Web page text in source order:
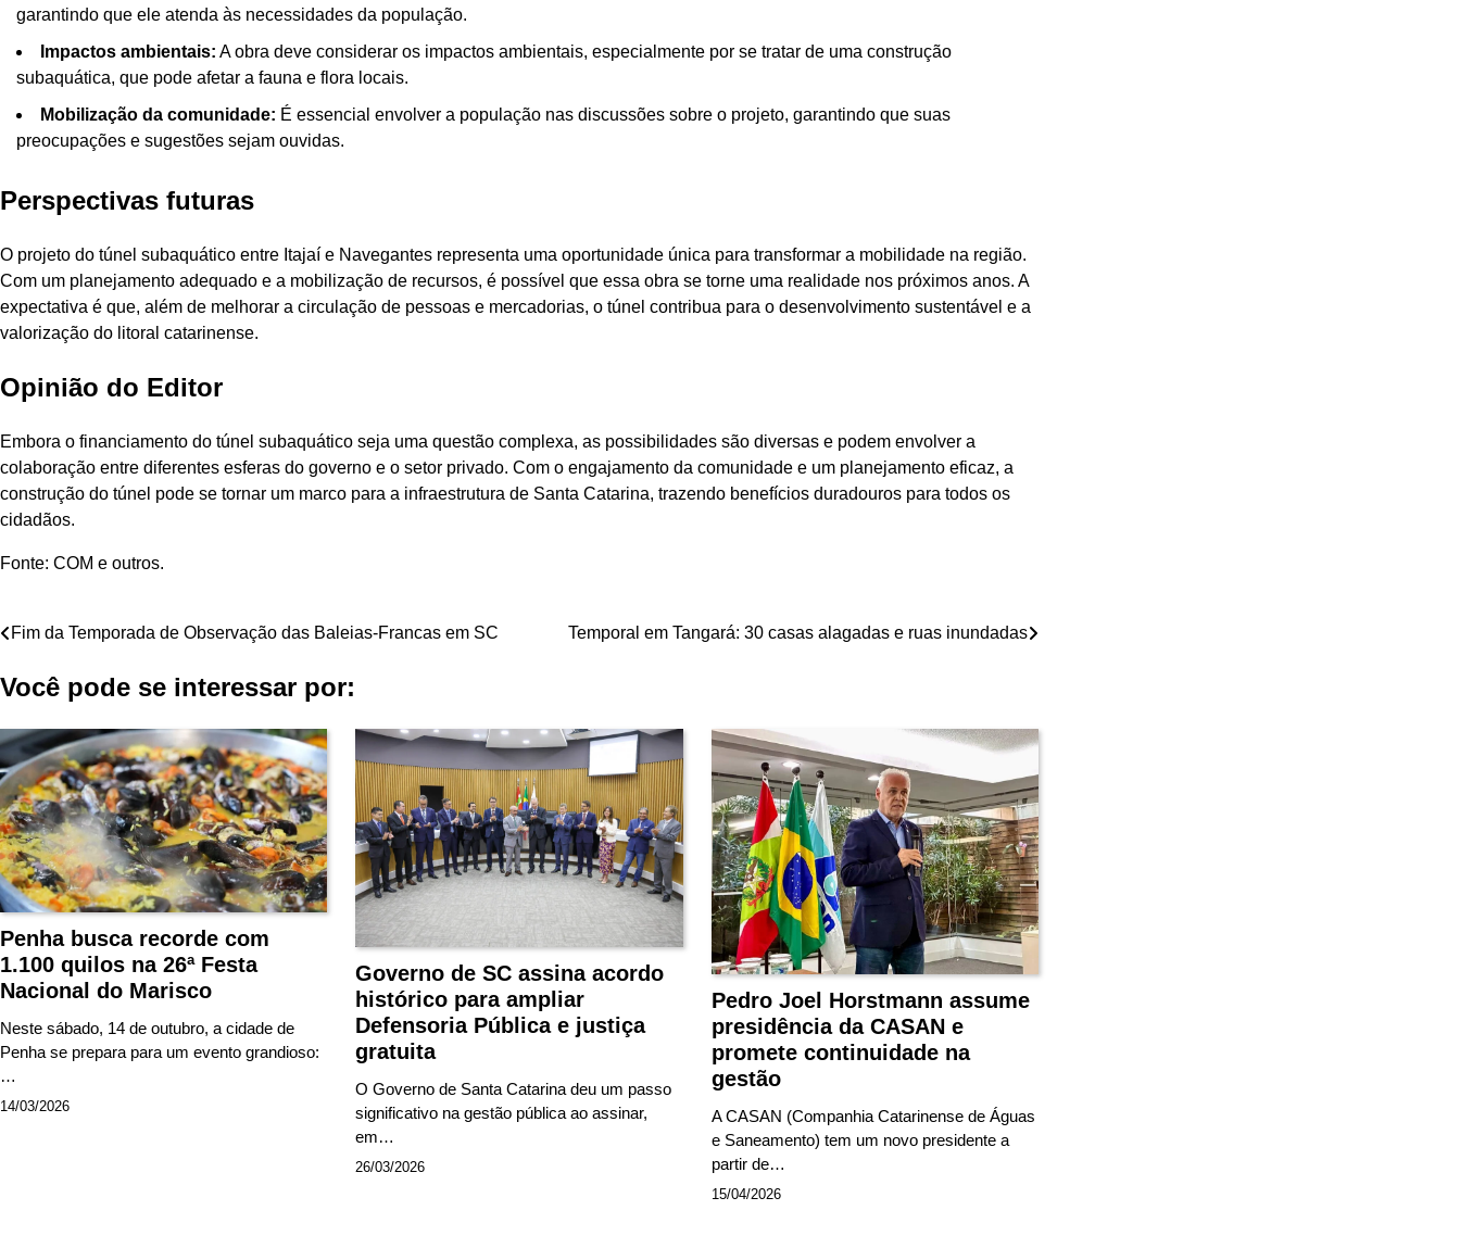
garantindo que ele atenda às necessidades da população.
Impactos ambientais: A obra deve considerar os impactos ambientais, especialmente por se tratar de uma construção
subaquática, que pode afetar a fauna e flora locais.
Mobilização da comunidade: É essencial envolver a população nas discussões sobre o projeto, garantindo que suas
preocupações e sugestões sejam ouvidas.
Perspectivas futuras
O projeto do túnel subaquático entre Itajaí e Navegantes representa uma oportunidade única para transformar a mobilidade na região.
Com um planejamento adequado e a mobilização de recursos, é possível que essa obra se torne uma realidade nos próximos anos. A
expectativa é que, além de melhorar a circulação de pessoas e mercadorias, o túnel contribua para o desenvolvimento sustentável e a
valorização do litoral catarinense.
Opinião do Editor
Embora o financiamento do túnel subaquático seja uma questão complexa, as possibilidades são diversas e podem envolver a
colaboração entre diferentes esferas do governo e o setor privado. Com o engajamento da comunidade e um planejamento eficaz, a
construção do túnel pode se tornar um marco para a infraestrutura de Santa Catarina, trazendo benefícios duradouros para todos os
cidadãos.
Fonte: COM e outros.
Navegação
de
Fim da Temporada de Observação das Baleias-Francas em SC Temporal em Tangará: 30 casas alagadas e ruas inundadas
Você pode se interessar por:
Penha busca recorde com
1.100 quilos na 26ª Festa
Nacional do Marisco
Neste sábado, 14 de outubro, a cidade de
Penha se prepara para um evento grandioso:
…
14/03/2026
Governo de SC assina acordo
histórico para ampliar
Defensoria Pública e justiça
gratuita
O Governo de Santa Catarina deu um passo
significativo na gestão pública ao assinar,
em…
26/03/2026
Pedro Joel Horstmann assume
presidência da CASAN e
promete continuidade na
gestão
A CASAN (Companhia Catarinense de Águas
e Saneamento) tem um novo presidente a
partir de…
15/04/2026